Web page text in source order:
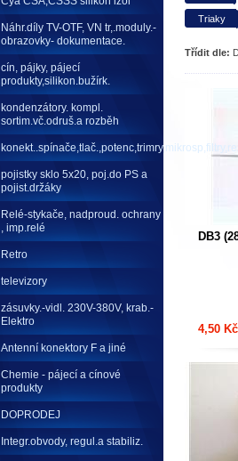
Náhr.díly TV-OTF, VN tr,.moduly.-
obrazovky- dokumentace.
cín, pájky, pájecí
produkty,silikon.bužírk.
kondenzátory. kompl.
sortim.vč.odruš.a rozběh
pojistky sklo 5x20, poj.do PS a
pojist.držáky
Relé-stykače, nadproud. ochrany
, imp.relé
Retro
televizory
zásuvky.-vidl. 230V-380V, krab.-
Elektro
Antenní konektory F a jiné
Chemie - pájecí a cínové
produkty
DOPRODEJ
Integr.obvody, regul.a stabiliz.
Triaky
Třídit dle:
DB3
4,50 Kč